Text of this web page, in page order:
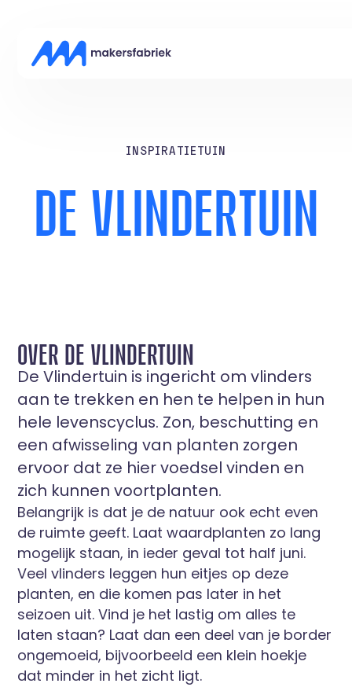
I N S PI RA I E U I N
DE VLINDERTUIN
OVER DE VLINDERTUIN
De Vlindertuin is ingericht om vlinders
aan te trekken en hen te helpen in hun
hele levenscyclus. Zon, beschutting en
een afwisseling van planten zorgen
ervoor dat ze hier voedsel vinden en
zich kunnen voortplanten.
Belangrijk is dat je de natuur ook echt even
de ruimte geeft. Laat waardplanten zo lang
mogelijk staan, in ieder geval tot half juni.
Veel vlinders leggen hun eitjes op deze
planten, en die komen pas later in het
seizoen uit. Vind je het lastig om alles te
laten staan? Laat dan een deel van je border
ongemoeid, bijvoorbeeld een klein hoekje
dat minder in het zicht ligt.